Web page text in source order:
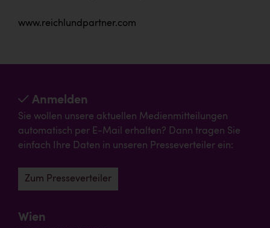
www.reichlundpartner.com
Anmelden
Sie wollen unsere aktuellen Medienmitteilungen
automatisch per E-Mail erhalten? Dann tragen Sie
einfach Ihre Daten in unseren Presseverteiler ein:
Zum Presseverteiler
Wien